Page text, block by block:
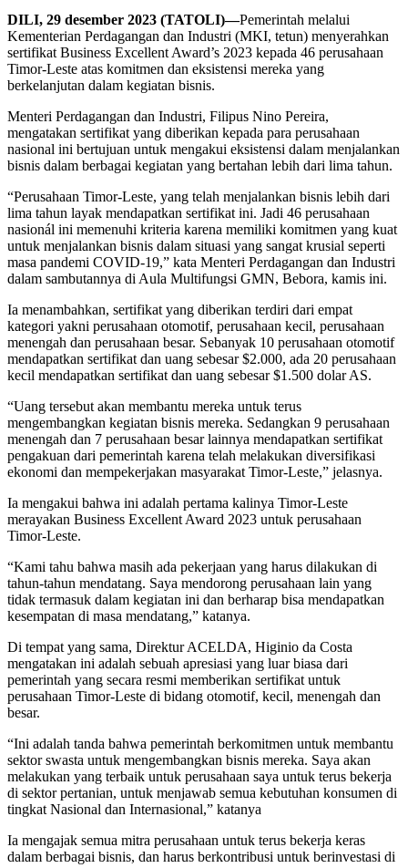
DILI, 29 desember 2023 (TATOLI)—Pemerintah melalui
Kementerian Perdagangan dan Industri (MKI, tetun) menyerahkan
sertifikat Business Excellent Award’s 2023 kepada 46 perusahaan
Timor-Leste atas komitmen dan eksistensi mereka yang
berkelanjutan dalam kegiatan bisnis.
Menteri Perdagangan dan Industri, Filipus Nino Pereira,
mengatakan sertifikat yang diberikan kepada para perusahaan
nasional ini bertujuan untuk mengakui eksistensi dalam menjalankan
bisnis dalam berbagai kegiatan yang bertahan lebih dari lima tahun.
“Perusahaan Timor-Leste, yang telah menjalankan bisnis lebih dari
lima tahun layak mendapatkan sertifikat ini. Jadi 46 perusahaan
nasionál ini memenuhi kriteria karena memiliki komitmen yang kuat
untuk menjalankan bisnis dalam situasi yang sangat krusial seperti
masa pandemi COVID-19,” kata Menteri Perdagangan dan Industri
dalam sambutannya di Aula Multifungsi GMN, Bebora, kamis ini.
Ia menambahkan, sertifikat yang diberikan terdiri dari empat
kategori yakni perusahaan otomotif, perusahaan kecil, perusahaan
menengah dan perusahaan besar. Sebanyak 10 perusahaan otomotif
mendapatkan sertifikat dan uang sebesar $2.000, ada 20 perusahaan
kecil mendapatkan sertifikat dan uang sebesar $1.500 dolar AS.
“Uang tersebut akan membantu mereka untuk terus
mengembangkan kegiatan bisnis mereka. Sedangkan 9 perusahaan
menengah dan 7 perusahaan besar lainnya mendapatkan sertifikat
pengakuan dari pemerintah karena telah melakukan diversifikasi
ekonomi dan mempekerjakan masyarakat Timor-Leste,” jelasnya.
Ia mengakui bahwa ini adalah pertama kalinya Timor-Leste
merayakan Business Excellent Award 2023 untuk perusahaan
Timor-Leste.
“Kami tahu bahwa masih ada pekerjaan yang harus dilakukan di
tahun-tahun mendatang. Saya mendorong perusahaan lain yang
tidak termasuk dalam kegiatan ini dan berharap bisa mendapatkan
kesempatan di masa mendatang,” katanya.
Di tempat yang sama, Direktur ACELDA, Higinio da Costa
mengatakan ini adalah sebuah apresiasi yang luar biasa dari
pemerintah yang secara resmi memberikan sertifikat untuk
perusahaan Timor-Leste di bidang otomotif, kecil, menengah dan
besar.
“Ini adalah tanda bahwa pemerintah berkomitmen untuk membantu
sektor swasta untuk mengembangkan bisnis mereka. Saya akan
melakukan yang terbaik untuk perusahaan saya untuk terus bekerja
di sektor pertanian, untuk menjawab semua kebutuhan konsumen di
tingkat Nasional dan Internasional,” katanya
Ia mengajak semua mitra perusahaan untuk terus bekerja keras
dalam berbagai bisnis, dan harus berkontribusi untuk berinvestasi di